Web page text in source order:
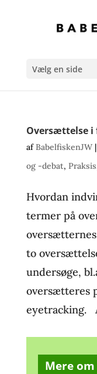
Vælg en side
Oversættelse i
afBabelfiskenJW|
og -debat, Praksis
Hvordan
termer på
to
undersøge,
oversætteres
eyetracking.
Mere